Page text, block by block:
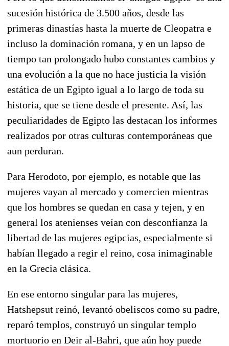
sucesión histórica de 3.500 años, desde las
primeras dinastías hasta la muerte de Cleopatra e
incluso la dominación romana, y en un lapso de
tiempo tan prolongado hubo constantes cambios y
una evolución a la que no hace justicia la visión
estática de un Egipto igual a lo largo de toda su
historia, que se tiene desde el presente. Así, las
peculiaridades de Egipto las destacan los informes
realizados por otras culturas contemporáneas que
aun perduran.
Para Herodoto, por ejemplo, es notable que las
mujeres vayan al mercado y comercien mientras
que los hombres se quedan en casa y tejen, y en
general los atenienses veían con desconfianza la
libertad de las mujeres egipcias, especialmente si
habían llegado a regir el reino, cosa inimaginable
en la Grecia clásica.
En ese entorno singular para las mujeres,
Hatshepsut reinó, levantó obeliscos como su padre,
reparó templos, construyó un singular templo
mortuorio en Deir al-Bahri, que aún hoy puede